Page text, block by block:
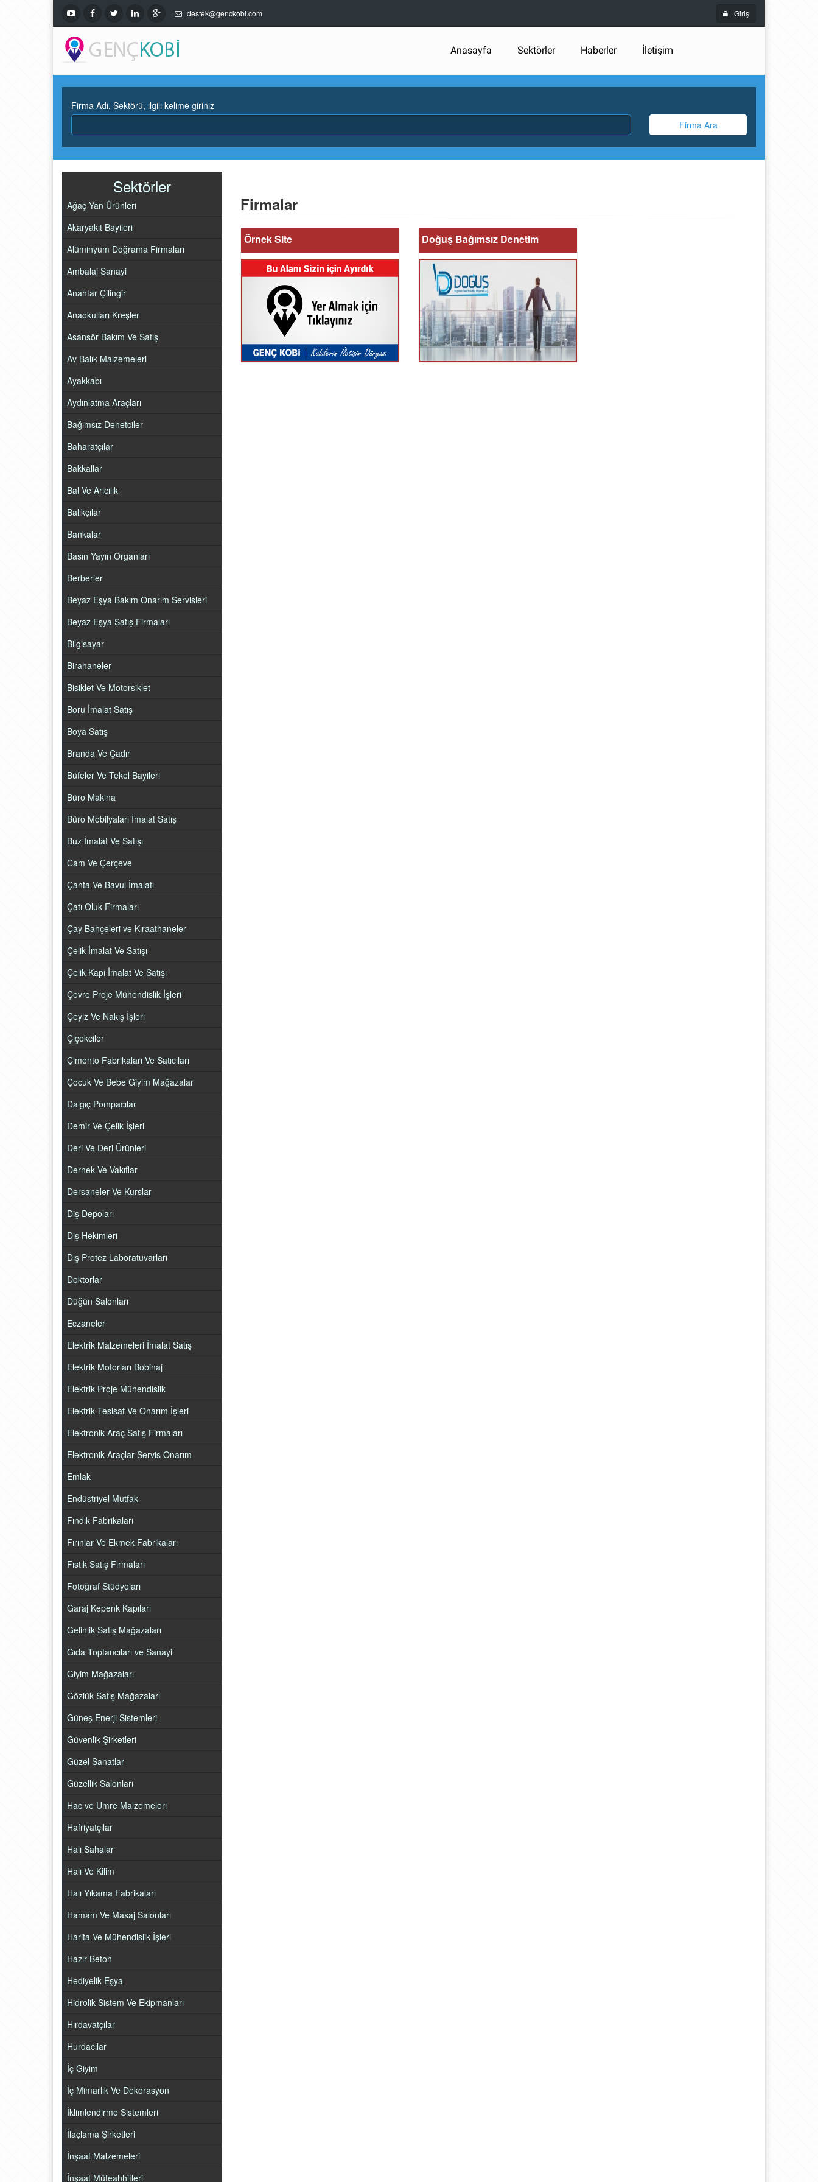
destek@genckobi.com Giriş
Anasayfa Sektörler Haberler İletişim
Firma Adı, Sektörü, ilgili kelime giriniz
Firma Ara
Sektörler
Ağaç Yan Ürünleri
Akaryakıt Bayileri
Alüminyum Doğrama Firmaları
Ambalaj Sanayi
Anahtar Çilingir
Anaokulları Kreşler
Asansör Bakım Ve Satış
Av Balık Malzemeleri
Ayakkabı
Aydınlatma Araçları
Bağımsız Denetciler
Baharatçılar
Bakkallar
Bal Ve Arıcılık
Balıkçılar
Bankalar
Basın Yayın Organları
Berberler
Beyaz Eşya Bakım Onarım Servisleri
Beyaz Eşya Satış Firmaları
Bilgisayar
Birahaneler
Bisiklet Ve Motorsiklet
Boru İmalat Satış
Boya Satış
Branda Ve Çadır
Büfeler Ve Tekel Bayileri
Büro Makina
Büro Mobilyaları İmalat Satış
Buz İmalat Ve Satışı
Cam Ve Çerçeve
Çanta Ve Bavul İmalatı
Çatı Oluk Firmaları
Çay Bahçeleri ve Kıraathaneler
Çelik İmalat Ve Satışı
Çelik Kapı İmalat Ve Satışı
Çevre Proje Mühendislik İşleri
Çeyiz Ve Nakış İşleri
Çiçekciler
Çimento Fabrikaları Ve Satıcıları
Çocuk Ve Bebe Giyim Mağazalar
Dalgıç Pompacılar
Demir Ve Çelik İşleri
Deri Ve Deri Ürünleri
Dernek Ve Vakıflar
Dersaneler Ve Kurslar
Diş Depoları
Diş Hekimleri
Diş Protez Laboratuvarları
Doktorlar
Düğün Salonları
Eczaneler
Elektrik Malzemeleri İmalat Satış
Elektrik Motorları Bobinaj
Elektrik Proje Mühendislik
Elektrik Tesisat Ve Onarım İşleri
Elektronik Araç Satış Firmaları
Elektronik Araçlar Servis Onarım
Emlak
Endüstriyel Mutfak
Fındık Fabrikaları
Fırınlar Ve Ekmek Fabrikaları
Fıstık Satış Firmaları
Fotoğraf Stüdyoları
Garaj Kepenk Kapıları
Gelinlik Satış Mağazaları
Gıda Toptancıları ve Sanayi
Giyim Mağazaları
Gözlük Satış Mağazaları
Güneş Enerji Sistemleri
Güvenlik Şirketleri
Güzel Sanatlar
Güzellik Salonları
Hac ve Umre Malzemeleri
Hafriyatçılar
Halı Sahalar
Halı Ve Kilim
Halı Yıkama Fabrikaları
Hamam Ve Masaj Salonları
Harita Ve Mühendislik İşleri
Hazır Beton
Hediyelik Eşya
Hidrolik Sistem Ve Ekipmanları
Hırdavatçılar
Hurdacılar
İç Giyim
İç Mimarlık Ve Dekorasyon
İklimlendirme Sistemleri
İlaçlama Şirketleri
İnşaat Malzemeleri
İnşaat Müteahhitleri
Firmalar
Örnek Site Doğuş Bağımsız Denetim